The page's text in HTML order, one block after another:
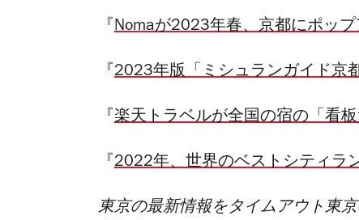
『 Nomaが2023年春、京都にポッ
『 2023年版「ミシュランガイド京
『 楽天トラベルが全国の宿の「看
『 2022年、世界のベストシティラ
東京の最新情報をタイムアウト東